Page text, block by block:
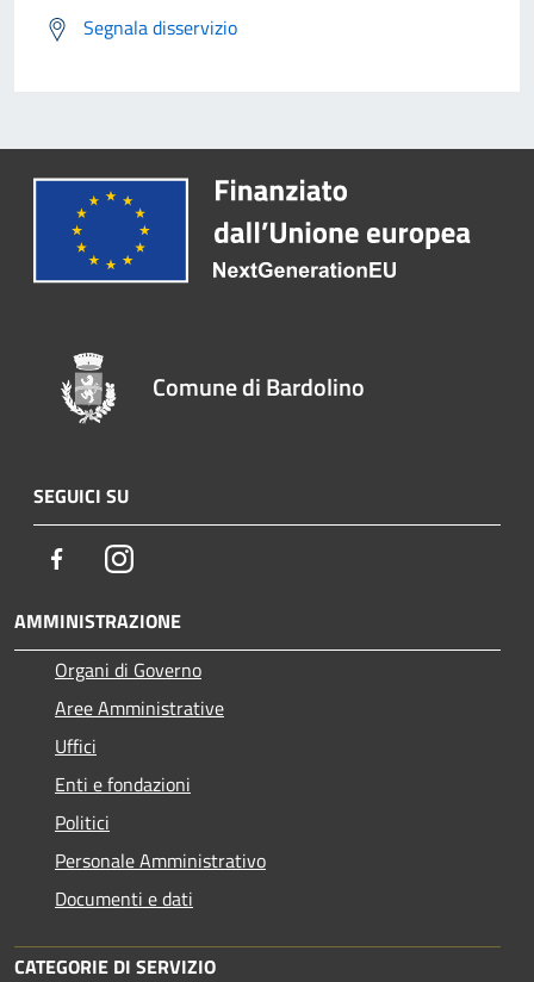
Segnala disservizio
Comune di Bardolino
SEGUICI SU
FacebookInstagram
AMMINISTRAZIONE
Organi di Governo
Aree Amministrative
Uffici
Enti e fondazioni
Politici
Personale Amministrativo
Documenti e dati
CATEGORIE DI SERVIZIO